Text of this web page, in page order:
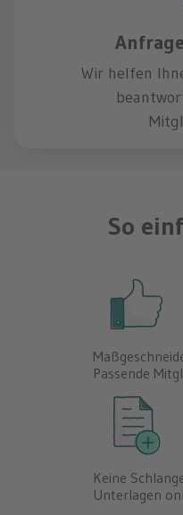
Wir helfen
So
Passende
Keine
Unterlagen